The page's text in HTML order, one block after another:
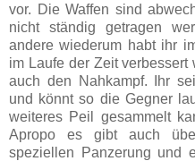
vor. Die Waffen sind
nicht ständig getragen
andere wiederum habt ihr
im Laufe der Zeit
auch den Nahkampf. Ihr
und könnt so die Gegner
weiteres Peil gesammelt
Apropo es gibt auch
speziellen Panzerung und